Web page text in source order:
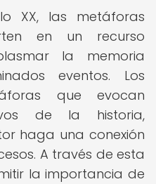
XX, las metáforas
en un recurso
la memoria
eventos. Los
que evocan
de la historia,
haga una conexión
A través de esta
la importancia de